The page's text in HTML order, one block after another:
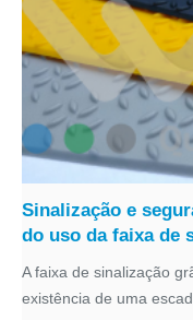
Sinalização e
do uso da faixa de
A faixa de sinalização
existência de uma